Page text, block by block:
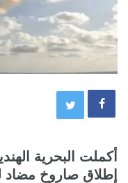
أكملت البحرية
إطلاق صاروخ مضاد